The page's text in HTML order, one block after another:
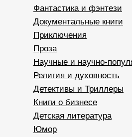
Фантастика и фэнтези
Документальные книги
Приключения
Проза
Научные и научно-
Религия и духовность
Детективы и Триллеры
Книги о бизнесе
Детская литература
Юмор